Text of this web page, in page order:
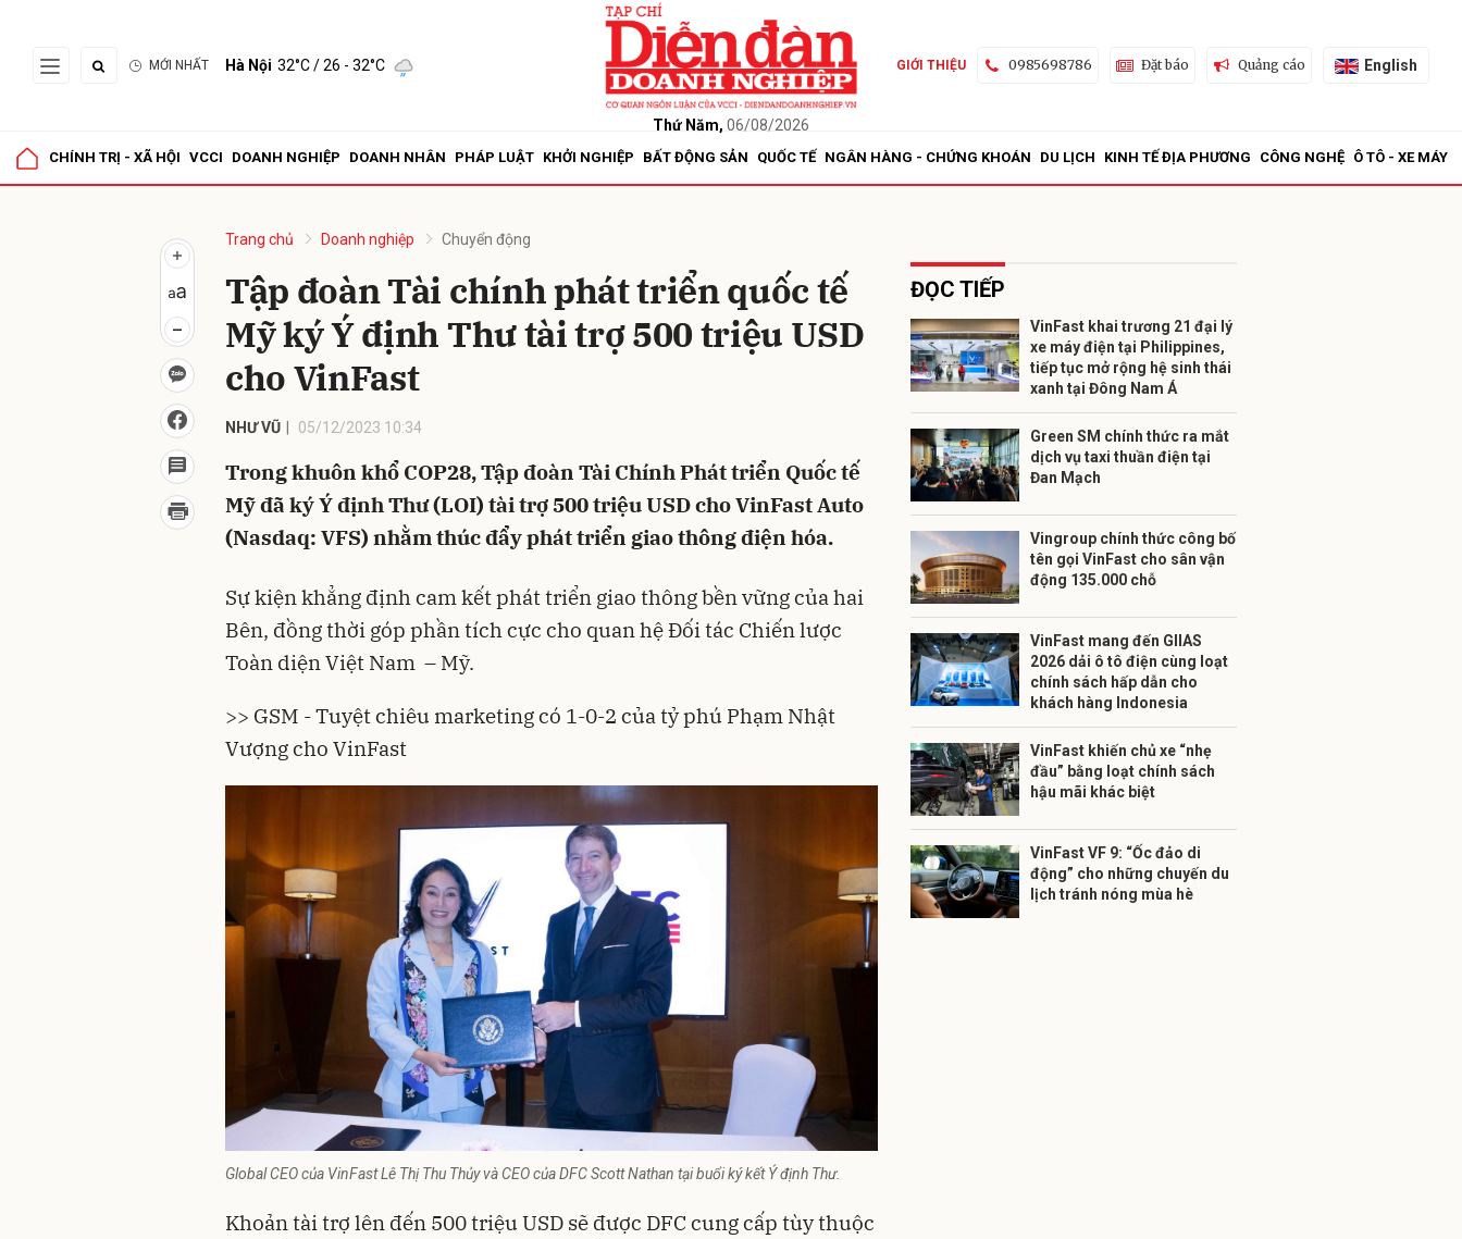
MỚI NHẤT Hà Nội 32°C/ 26 - 32°C
Thứ Năm, 06/08/2026
GIỚI THIỆU 0985698786 Đặt báo Quảng cáo English
CHÍNH TRỊ - XÃ HỘI VCCI DOANH NGHIỆP DOANH NHÂN PHÁP LUẬT KHỞI NGHIỆP BẤT ĐỘNG SẢN QUỐC TẾ NGÂN HÀNG - CHỨNG KHOÁN DU LỊCH KINH TẾ ĐỊA PHƯƠNG CÔNG NGHỆ Ô TÔ - XE MÁY
Trang chủ Doanh nghiệp Chuyển động
Tập đoàn Tài chính phát triển quốc tế
Mỹ ký Ý định Thư tài trợ 500 triệu USD
cho VinFast
NHƯ VŨ 05/12/2023 10:34
Trong khuôn khổ COP28, Tập đoàn Tài Chính Phát triển Quốc tế
Mỹ đã ký Ý định Thư (LOI) tài trợ 500 triệu USD cho VinFast Auto
(Nasdaq: VFS) nhằm thúc đẩy phát triển giao thông điện hóa.
Sự kiện khẳng định cam kết phát triển giao thông bền vững của hai
Bên, đồng thời góp phần tích cực cho quan hệ Đối tác Chiến lược
Toàn diện Việt Nam – Mỹ.
>> GSM - Tuyệt chiêu marketing có 1-0-2 của tỷ phú Phạm Nhật
Vượng cho VinFast
Global CEO của VinFast Lê Thị Thu Thủy và CEO của DFC Scott Nathan tại buổi ký kết Ý định Thư.
Khoản tài trợ lên đến 500 triệu USD sẽ được DFC cung cấp tùy thuộc
ĐỌC TIẾP
VinFast khai trương 21 đại lý
xe máy điện tại Philippines,
tiếp tục mở rộng hệ sinh thái
xanh tại Đông Nam Á
Green SM chính thức ra mắt
dịch vụ taxi thuần điện tại
Đan Mạch
Vingroup chính thức công bố
tên gọi VinFast cho sân vận
động 135.000 chỗ
VinFast mang đến GIIAS
2026 dải ô tô điện cùng loạt
chính sách hấp dẫn cho
khách hàng Indonesia
VinFast khiến chủ xe “nhẹ
đầu” bằng loạt chính sách
hậu mãi khác biệt
VinFast VF 9: “Ốc đảo di
động” cho những chuyến du
lịch tránh nóng mùa hè
Gửi